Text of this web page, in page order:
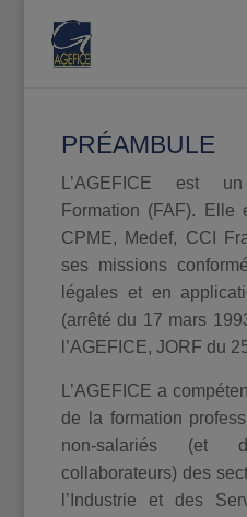
PRÉAMBULE
L’AGEFICE est
Formation (FAF). Elle
CPME, Medef, CCI
ses missions
légales et en
(arrêté du 17 mars
l’AGEFICE, JORF du
L’AGEFICE a
de la formation
non-salariés (et
collaborateurs) des
l’Industrie et des